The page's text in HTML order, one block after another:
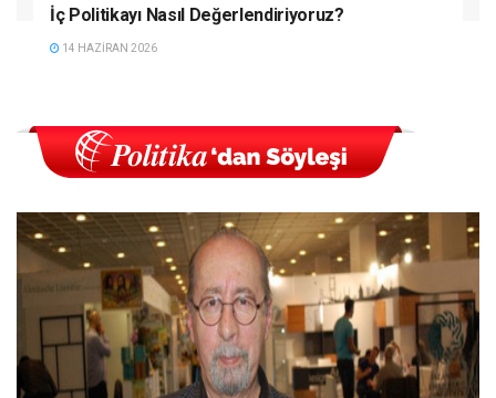
İç Politikayı Nasıl Değerlendiriyoruz?
14 HAZIRAN 2026